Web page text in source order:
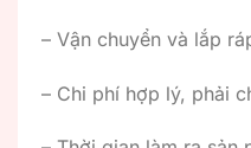
– Vận chuyển và lắp
– Chi phí hợp lý, phải